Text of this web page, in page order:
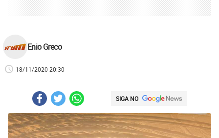
Enio Greco
18/11/2020 20:30
SIGA NO